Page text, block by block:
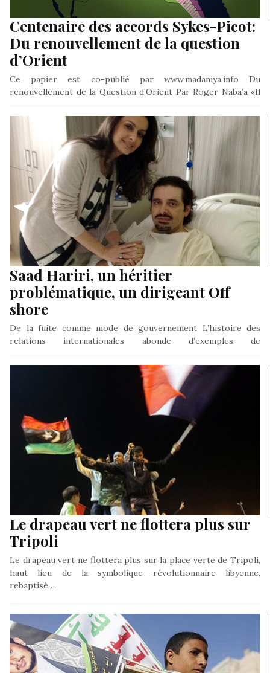
Centenaire des accords Sykes-Picot:
Du renouvellement de la question
d’Orient
Ce papier est co-publié par www.madaniya.info Du
renouvellement de la Question d’Orient Par Roger Naba’a «Il
n’y a rien au…
Saad Hariri, un héritier
problématique, un dirigeant Off
shore
De la fuite comme mode de gouvernement L’histoire des
relations internationales abonde d’exemples de
gouvernement en exil, de gouvernement provisoire…
Le drapeau vert ne flottera plus sur
Tripoli
Le drapeau vert ne flottera plus sur la place verte de Tripoli,
haut lieu de la symbolique révolutionnaire libyenne,
rebaptisé…